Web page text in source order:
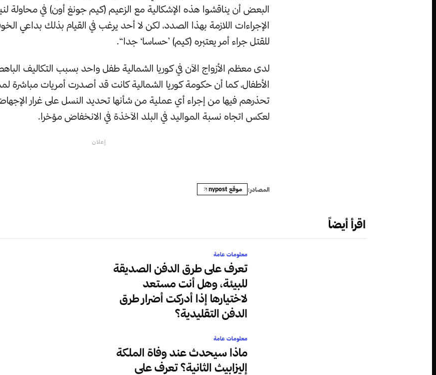
البعض أن يناقشوا هذه الإشكالية مع الزعيم (كيم جونغ أون) في محاولة
الإجراءات اللازمة بهذا الصدد، لكن لا أحد يرغب في القيام بذلك بداعي
للقتل جراء أمر يعتبره (كيم) ’حساسا‘ جدا“.
لدى معظم الأزواج الآن في كوريا الشمالية طفل واحد بسبب التكاليف
الأطفال، كما أن حكومة كوريا الشمالية كانت قد أصدرت أمريات مباشرة
تحذرهم فيها من إجراء أي عملية من شأنها تحديد النسل على غرار
لعكس اتجاه نسبة المواليد في البلد الآخذة في الانخفاض مؤخرا.
إعلان
المصادر: موقع nypost
اقرأ أيضاً
معلومات عامة
تعرف على طرق الدفن الصديقة
للبيئة، وهل أنت مستعد
لاختيارها إذا أدركت أضرار طرق
الدفن التقليدية؟
معلومات عامة
ماذا سيحدث عند وفاة الملكة
إليزابيث الثانية؟ تعرف على